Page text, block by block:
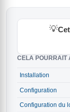
💡
CELA POURRAIT
Installation
Configuration
Configuration du